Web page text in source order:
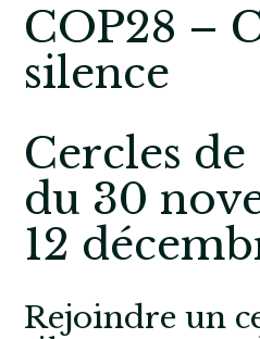
COP28 –
silence
Cercles de
du 30
12
Rejoindre un